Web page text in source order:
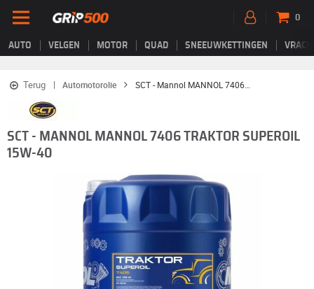
AUTO VELGEN MOTOR QUAD SNEEUWKETTINGEN
0
Terug Automotorolie
SCT - MANNOL MANNOL 7406 TRAKTOR SUPEROIL
15W-40